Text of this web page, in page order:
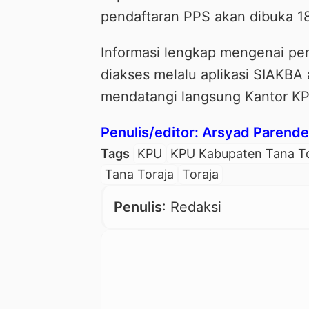
pendaftaran PPS akan dibuka
Informasi lengkap mengenai
diakses melalu aplikasi
mendatangi langsung Kantor
Penulis/editor: Arsyad Parende
Tags KPU
KPU Kabupaten Tana
Tana Toraja
Toraja
Penulis: Redaksi